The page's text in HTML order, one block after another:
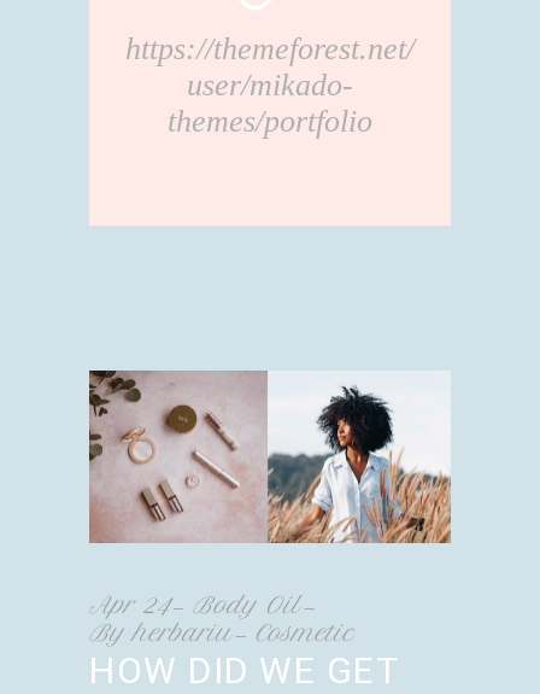
https://themeforest.net/
user/mikado-
themes/portfolio
Apr 24
Body Oil
Byherbariu Cosmetic
HOW DID WE GET